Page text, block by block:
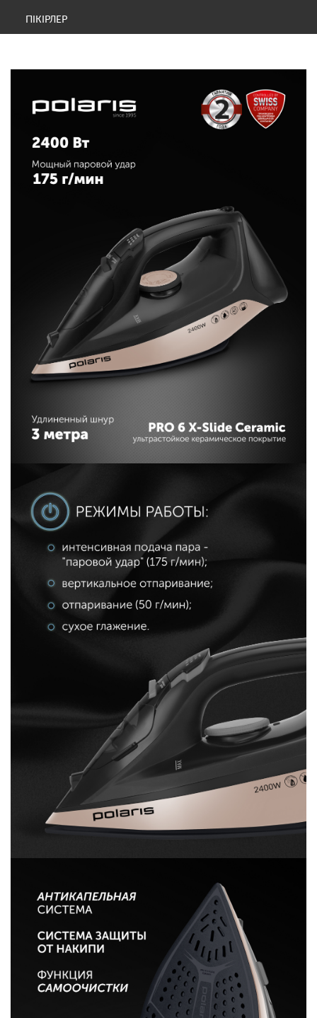
ПІКІРЛЕР